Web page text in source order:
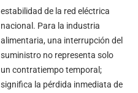
estabilidad de la red eléctrica
nacional. Para la industria
alimentaria, una interrupción del
suministro no representa solo
un contratiempo temporal;
significa la pérdida inmediata de